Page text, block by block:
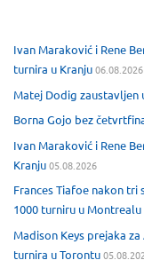
Ivan Maraković i Rene
turnira u Kranju06.08.2026
Matej Dodig zaustavljen
Borna Gojo bez
Ivan Maraković i Rene
Kranju05.08.2026
Frances Tiafoe nakon tri
1000 turniru u Montrealu
Madison Keys prejaka
turnira u Torontu